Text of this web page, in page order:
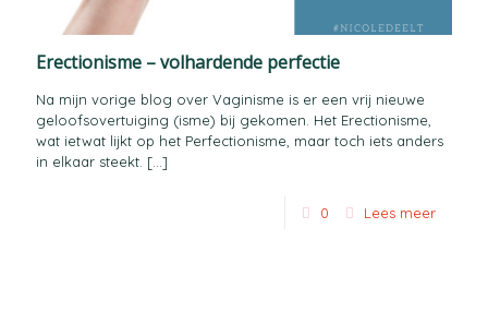
Erectionisme – volhardende perfectie
Na mijn vorige blog over Vaginisme is er een vrij nieuwe
geloofsovertuiging (isme) bij gekomen. Het Erectionisme,
wat ietwat lijkt op het Perfectionisme, maar toch iets anders
in elkaar steekt. […]
0 Lees meer